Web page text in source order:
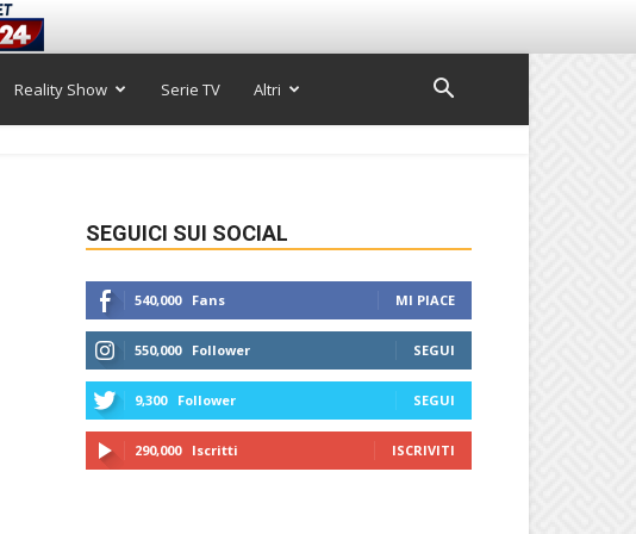
Reality Show Serie TV Altri
SEGUICI SUI SOCIAL
540,000 Fans MI PIACE
550,000 Follower SEGUI
9,300 Follower SEGUI
290,000 Iscritti ISCRIVITI